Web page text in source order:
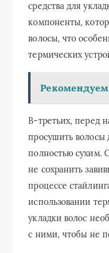
средства для
компоненты,
волосы, что
термических
В-третьих, перед
просушить волосы
полностью сухим.
не сохранить
процессе
использовании
укладки волос
с ними, чтобы не